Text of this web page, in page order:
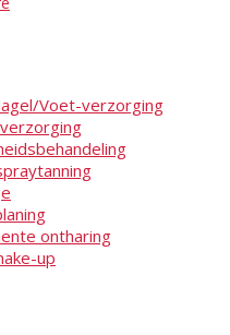
Voet-verzorging
ontharing
up